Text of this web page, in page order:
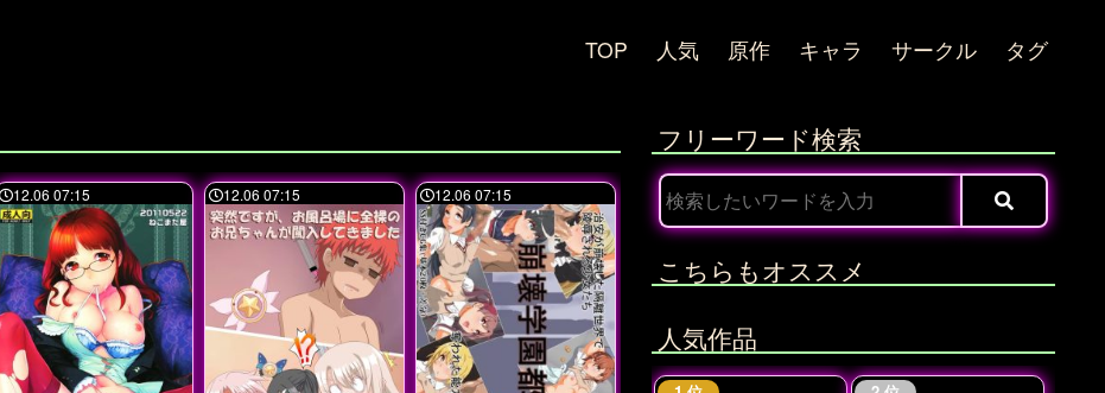
TOP 人気 原作 キャラ サークル タグ
12.06 07:15 12.06 07:15 12.06 07:15
フリーワード検索
こちらもオススメ
人気作品